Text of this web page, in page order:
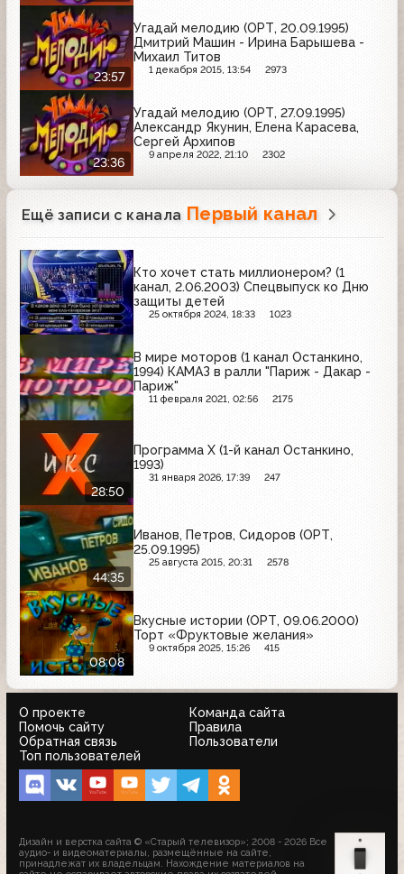
23:57
Угадай мелодию (ОРТ, 20.09.1995)
Дмитрий Машин - Ирина Барышева -
Михаил Титов
1 декабря 2015, 13:54 2973
23:36
Угадай мелодию (ОРТ, 27.09.1995)
Александр Якунин, Елена Карасева,
Сергей Архипов
9 апреля 2022, 21:10 2302
Ещё записи с канала Первый канал
Кто хочет стать миллионером? (1
канал, 2.06.2003) Спецвыпуск ко Дню
защиты детей
25 октября 2024, 18:33 1023
В мире моторов (1 канал Останкино,
1994) КАМАЗ в ралли "Париж - Дакар -
Париж"
11 февраля 2021, 02:56 2175
28:50
Программа Х (1-й канал Останкино,
1993)
31 января 2026, 17:39 247
44:35
Иванов, Петров, Сидоров (ОРТ,
25.09.1995)
25 августа 2015, 20:31 2578
08:08
Вкусные истории (ОРТ, 09.06.2000)
Торт «Фруктовые желания»
9 октября 2025, 15:26 415
О проекте
Команда сайта
Помочь сайту
Правила
Обратная связь
Пользователи
Топ пользователей
Дизайн и верстка сайта © «Старый телевизор»; 2008 - 2026 Все
аудио- и видеоматериалы, размещённые на сайте,
принадлежат их владельцам. Нахождение материалов на